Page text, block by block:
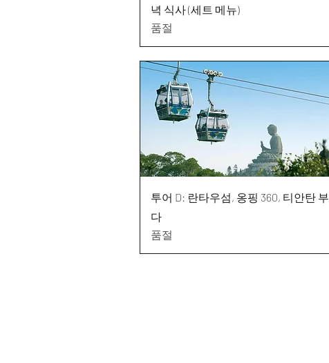
녁 식사 (세트 메뉴)
품절
투어 D: 란타우섬, 옹핑 360, 티안탄 부
다
품절